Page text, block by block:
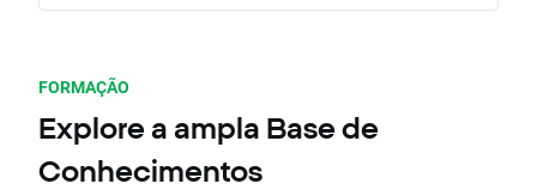
FORMAÇÃO
Explore a ampla Base de
Conhecimentos